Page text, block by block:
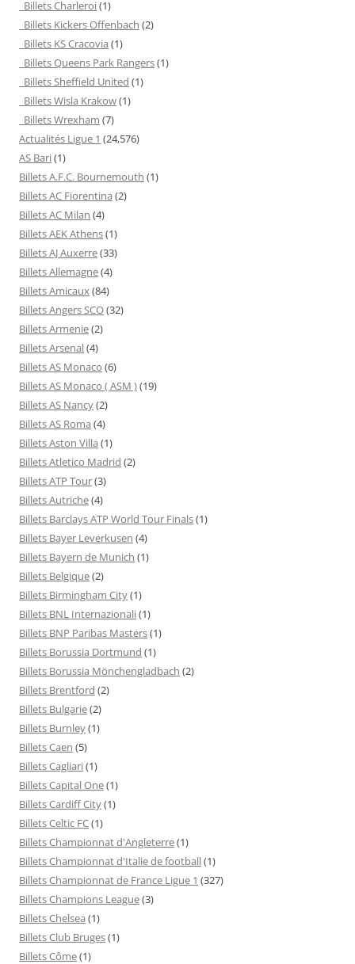
Billets Charleroi(1)
Billets Kickers Offenbach (2)
Billets KS Cracovia (1)
Billets Queens Park Rangers(1)
Billets Sheffield United (1)
Billets Wisla Krakow(1)
Billets Wrexham (7)
Actualités Ligue 1 (24,576)
AS Bari(1)
Billets A.F.C. Bournemouth (1)
Billets AC Fiorentina (2)
Billets AC Milan (4)
Billets AEK Athens(1)
Billets AJ Auxerre(33)
Billets Allemagne(4)
Billets Amicaux(84)
Billets Angers SCO(32)
Billets Armenie(2)
Billets Arsenal(4)
Billets AS Monaco (6)
Billets AS Monaco ( ASM )(19)
Billets AS Nancy(2)
Billets AS Roma (4)
Billets Aston Villa (1)
Billets Atletico Madrid (2)
Billets ATP Tour(3)
Billets Autriche(4)
Billets Barclays ATP World Tour Finals(1)
Billets Bayer Leverkusen (4)
Billets Bayern de Munich (1)
Billets Belgique(2)
Billets Birmingham City(1)
Billets BNL Internazionali(1)
Billets BNP Paribas Masters(1)
Billets Borussia Dortmund (1)
Billets Borussia Mönchengladbach (2)
Billets Brentford (2)
Billets Bulgarie(2)
Billets Burnley(1)
Billets Caen (5)
Billets Cagliari(1)
Billets Capital One(1)
Billets Cardiff City(1)
Billets Celtic FC(1)
Billets Championnat d'Angleterre(1)
Billets Championnat d'Italie de football(1)
Billets Championnat de France Ligue 1 (327)
Billets Champions League(3)
Billets Chelsea (1)
Billets Club Bruges(1)
Billets Côme(1)